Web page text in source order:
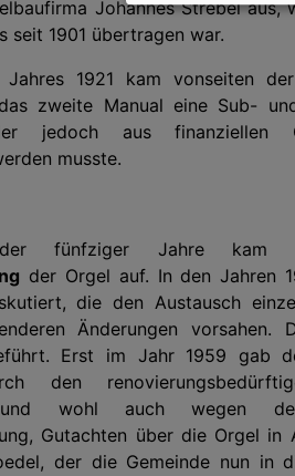
Johannes Strebel aus,
seit 1901 übertragen war.
Jahres 1921 kam vonseiten
zweite Manual eine Sub-
jedoch aus finanziellen
musste.
fünfziger Jahre kam
der Orgel auf. In den Jahren
die den Austausch
Änderungen vorsahen.
Erst im Jahr 1959 gab
den
und wohl auch wegen der
Gutachten über die Orgel in
der die Gemeinde nun in